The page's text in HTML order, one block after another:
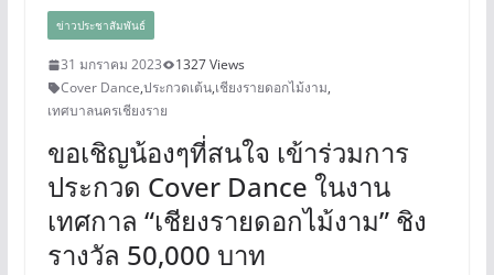
ข่าวประชาสัมพันธ์
31 มกราคม 2023
1327 Views
Cover Dance,ประกวดเต้น,เชียงรายดอกไม้งาม,
เทศบาลนครเชียงราย
ขอเชิญน้องๆที่สนใจ เข้าร่วมการ
ประกวด Cover Dance ในงาน
เทศกาล “เชียงรายดอกไม้งาม” ชิง
รางวัล 50,000 บาท